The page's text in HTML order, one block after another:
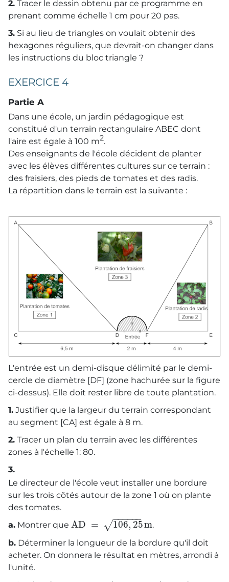
2. Tracer le dessin obtenu par ce programme en
prenant comme échelle 1 cm pour 20 pas.
3. Si au lieu de triangles on voulait obtenir des
hexagones réguliers, que devrait-on changer dans
les instructions du bloc triangle ?
EXERCICE 4
Partie A
Dans une école, un jardin pédagogique est
constitué d'un terrain rectangulaire ABEC dont
l'aire est égale à 100 m2.
Des enseignants de l'école décident de planter
avec les élèves différentes cultures sur ce terrain :
des fraisiers, des pieds de tomates et des radis.
La répartition dans le terrain est la suivante :
L'entrée est un demi-disque délimité par le demi-
cercle de diamètre [DF] (zone hachurée sur la figure
ci-dessus). Elle doit rester libre de toute plantation.
1. Justifier que la largeur du terrain correspondant
au segment [CA] est égale à 8 m.
2. Tracer un plan du terrain avec les différentes
zones à l'échelle 1: 80.
3.
Le directeur de l'école veut installer une bordure
sur les trois côtés autour de la zone 1 où on plante
des tomates.
a. Montrer que AD = 106, 25
− −
−−−−
√ m.
b. Déterminer la longueur de la bordure qu'il doit
acheter. On donnera le résultat en mètres, arrondi à
l'unité.